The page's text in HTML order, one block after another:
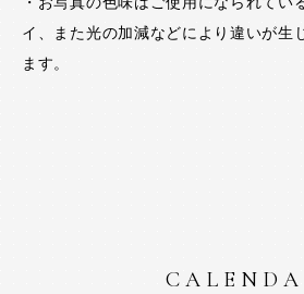
イ、また光の加減などにより違いが生
ます。